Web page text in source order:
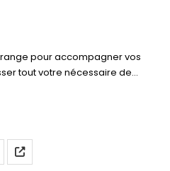
pour accompagner vos
tout votre nécessaire de